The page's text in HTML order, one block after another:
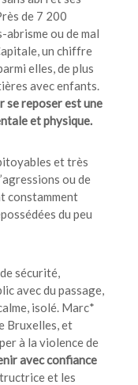
de 7 200
ou de mal
un chiffre
elles, de plus
avec enfants.
se reposer est une
et physique.
et très
ou de
constamment
du peu
sécurité,
avec du passage,
isolé. Marc*
Bruxelles, et
à la violence de
avec confiance
et les